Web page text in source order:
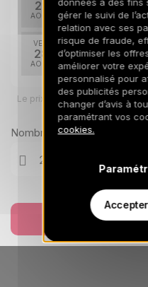
27
AOÛT
30/08/2026
VEN.
28
AOÛT
Retour le
31/08/2026
29
Retour le
01/09/2026
LUN.
AOÛT
SEPT.
Retour le
Le prix total pour votre
Nombre de voyageurs
gérer le suivi de
relation avec ses
risque de fraude,
d’optimiser les
améliorer votre
personnalisé pour
des publicités
changer d’avis à
paramétrant vos
cookies.